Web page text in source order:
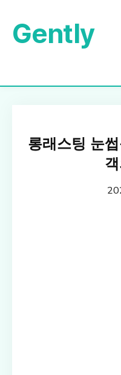
Gently
롱래스팅 눈